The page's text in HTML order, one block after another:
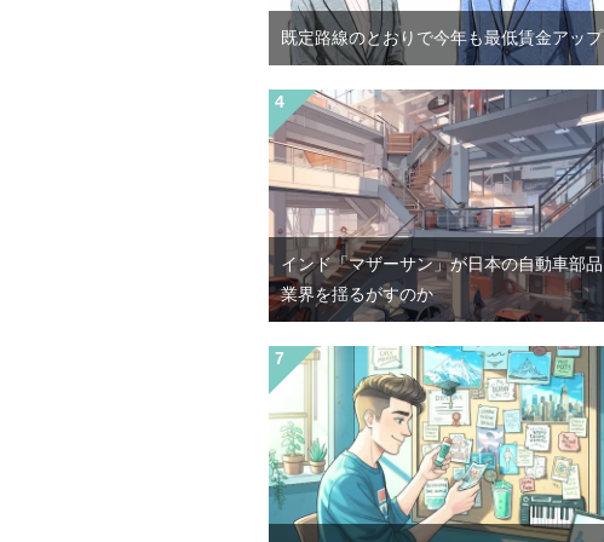
既定路線のとおりで今年も最低賃金アップ
インド「マザーサン」が日本の自動車部品
業界を揺るがすのか